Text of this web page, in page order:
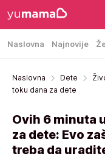
Naslovna Najnovije
Naslovna Dete
toku dana za dete
Ovih 6 minuta
za dete: Evo
treba da